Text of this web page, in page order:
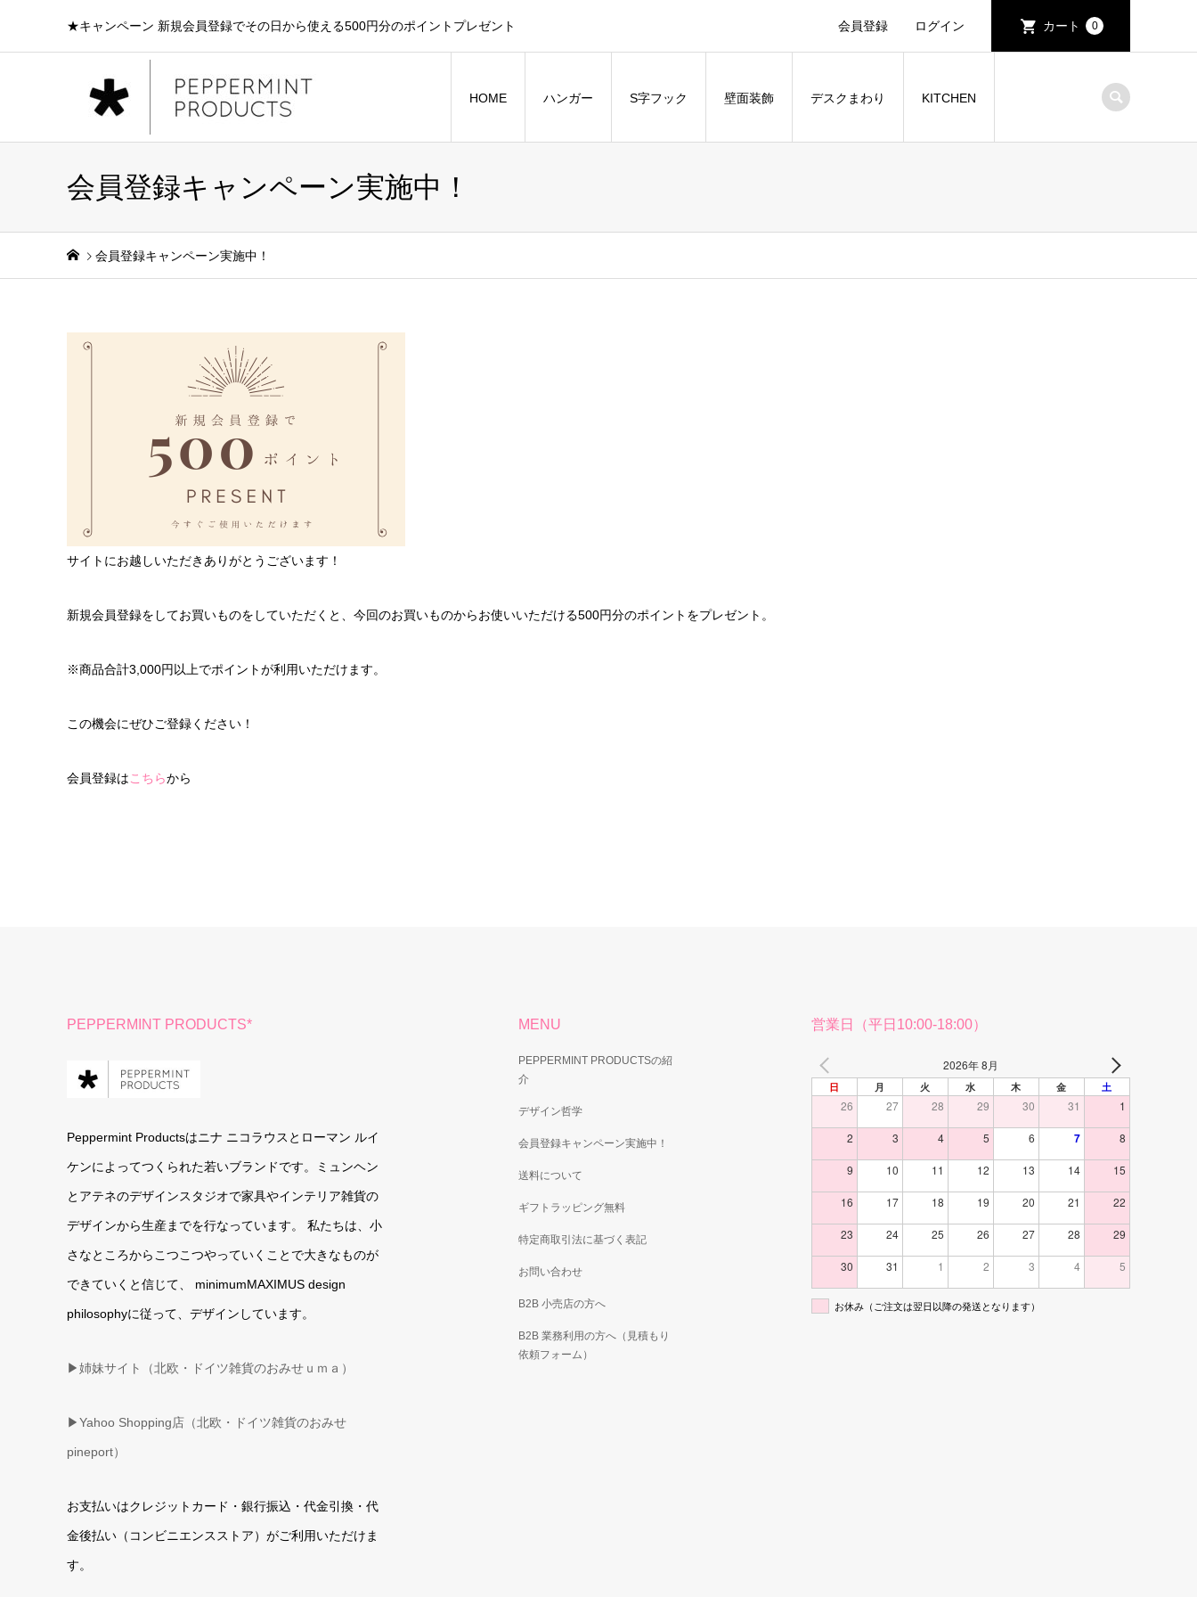
★キャンペーン 新規会員登録でその日から使える500円分のポイントプレゼント 会員登録 ログイン カート 0
HOME ハンガー S字フック 壁面装飾 デスクまわり KITCHEN
会員登録キャンペーン実施中！
会員登録キャンペーン実施中！
サイトにお越しいただきありがとうございます！
新規会員登録をしてお買いものをしていただくと、今回のお買いものからお使いいただける500円分のポイントをプレゼント。
※商品合計3,000円以上でポイントが利用いただけます。
この機会にぜひご登録ください！
会員登録はこちらから
PEPPERMINT PRODUCTS*
Peppermint Productsはニナ ニコラウスとローマン ルイ
ケンによってつくられた若いブランドです。ミュンヘン
とアテネのデザインスタジオで家具やインテリア雑貨の
デザインから生産までを行なっています。 私たちは、小
さなところからこつこつやっていくことで大きなものが
できていくと信じて、 minimumMAXIMUS design
philosophyに従って、デザインしています。
▶姉妹サイト（北欧・ドイツ雑貨のおみせｕｍａ）
▶Yahoo Shopping店（北欧・ドイツ雑貨のおみせ
pineport）
お支払いはクレジットカード・銀行振込・代金引換・代
金後払い（コンビニエンスストア）がご利用いただけま
す。
MENU
PEPPERMINT PRODUCTSの紹
介
デザイン哲学
会員登録キャンペーン実施中！
送料について
ギフトラッピング無料
特定商取引法に基づく表記
お問い合わせ
B2B 小売店の方へ
B2B 業務利用の方へ（見積もり
依頼フォーム）
営業日（平日10:00-18:00）
2026年 8月
日 月 火 水 木 金 土
26 27 28 29 30 31 1
2 3 4 5 6 7 8
9 10 11 12 13 14 15
16 17 18 19 20 21 22
23 24 25 26 27 28 29
30 31 1 2 3 4 5
お休み（ご注文は翌日以降の発送となります）